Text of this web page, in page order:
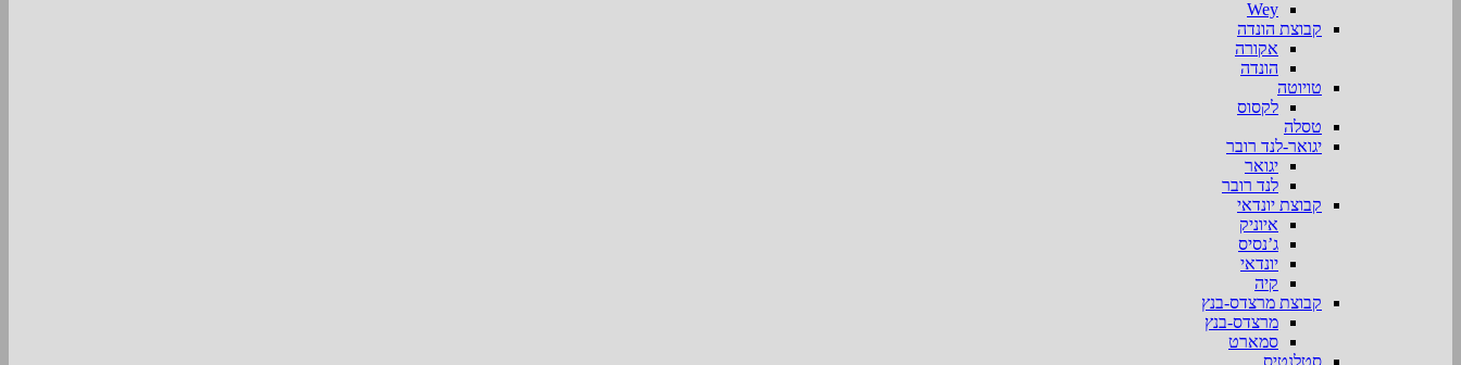
Wey
קבוצת הונדה
אקורה
הונדה
טויוטה
לקסוס
טסלה
יגואר-לנד רובר
יגואר
לנד רובר
קבוצת יונדאי
איוניק
ג’נסיס
יונדאי
קיה
קבוצת מרצדס-בנץ
מרצדס-בנץ
סמארט
סטלנטיס